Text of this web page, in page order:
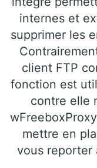
internes et
supprimer les
client FTP
fonction est
contre elle
mettre en
vous reporter